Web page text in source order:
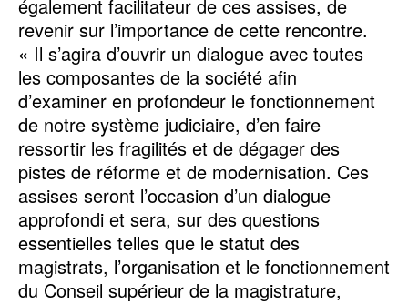
également facilitateur de ces assises, de
revenir sur l’importance de cette rencontre.
« Il s’agira d’ouvrir un dialogue avec toutes
les composantes de la société afin
d’examiner en profondeur le fonctionnement
de notre système judiciaire, d’en faire
ressortir les fragilités et de dégager des
pistes de réforme et de modernisation. Ces
assises seront l’occasion d’un dialogue
approfondi et sera, sur des questions
essentielles telles que le statut des
magistrats, l’organisation et le fonctionnement
du Conseil supérieur de la magistrature,